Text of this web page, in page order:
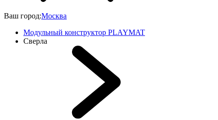
Ваш город:Москва
Модульный конструктор PLAYMAT
Сверла